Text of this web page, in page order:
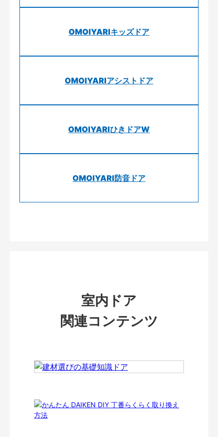
OMOIYARIキッズドア
OMOIYARIアシストドア
OMOIYARIひきドアW
OMOIYARI防音ドア
室内ドア
関連コンテンツ